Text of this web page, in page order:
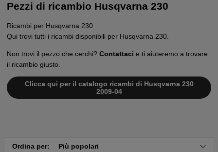
Pezzi di ricambio Husqvarna 230
Ricambi per Husqvarna 230
Qui trovi tutti i ricambi disponibili per Husqvarna 230.
Non trovi il pezzo che cerchi? Contattaci e ti aiuteremo a trovare
il ricambio giusto.
Clicca qui per il catalogo ricambi di Husqvarna 230
2009-04
Ordina per: Più popolari